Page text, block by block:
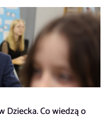
Dziecka. Co wiedzą o